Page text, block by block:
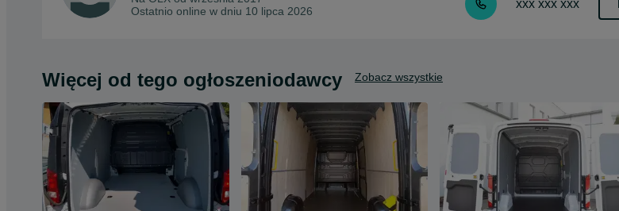
Ostatnio online w dniu 10 lipca 2026
xxx xxx xxx
Więcej od tego ogłoszeniodawcy Zobacz wszystkie